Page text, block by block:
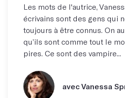
Les mots de l'autrice,
écrivains sont des gens qui
toujours à être connus. On
qu’ils sont comme tout le
pires. Ce sont des vampire...
avec Vanessa